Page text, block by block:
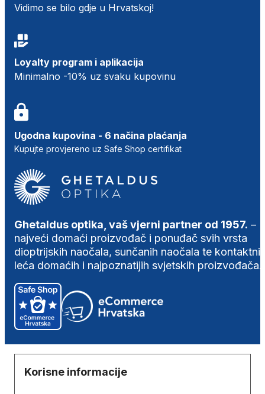
Vidimo se bilo gdje u Hrvatskoj!
Loyalty program i aplikacija
Minimalno -10% uz svaku kupovinu
Ugodna kupovina - 6 načina plaćanja
Kupujte provjereno uz Safe Shop certifikat
Ghetaldus optika, vaš vjerni partner od 1957. –
najveći domaći proizvođač i ponuđač svih vrsta
dioptrijskih naočala, sunčanih naočala te
leća domaćih i najpoznatijih svjetskih proizvođača.
Korisne informacije